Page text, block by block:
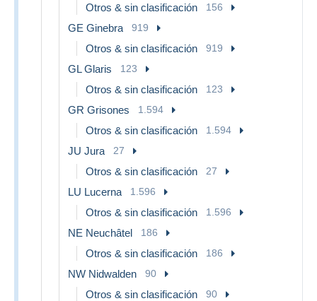
Otros & sin clasificación 156
GE Ginebra 919
Otros & sin clasificación 919
GL Glaris 123
Otros & sin clasificación 123
GR Grisones 1.594
Otros & sin clasificación 1.594
JU Jura 27
Otros & sin clasificación 27
LU Lucerna 1.596
Otros & sin clasificación 1.596
NE Neuchâtel 186
Otros & sin clasificación 186
NW Nidwalden 90
Otros & sin clasificación 90